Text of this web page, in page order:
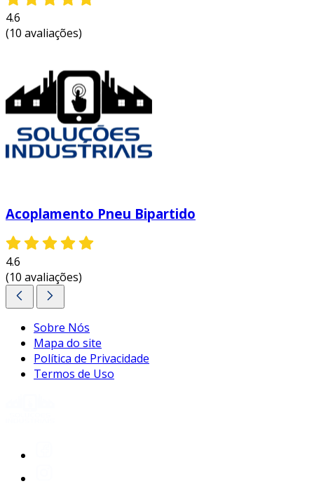
4.6
(10 avaliações)
Acoplamento Pneu Bipartido
4.6
(10 avaliações)
Sobre Nós
Mapa do site
Política de Privacidade
Termos de Uso